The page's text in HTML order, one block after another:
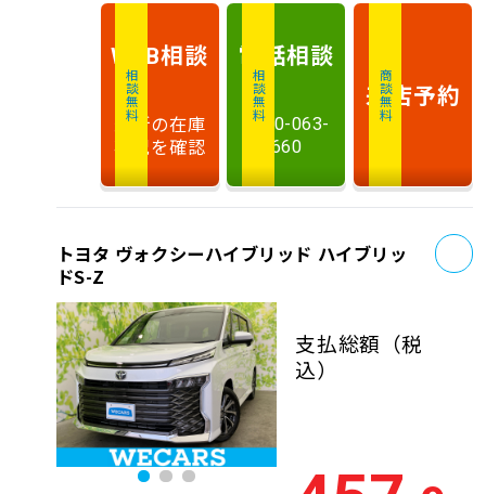
相談無料
WEB相談
最新の在庫
状況を確認
相談無料
電話相談
0120-063-
660
商談無料
来店予約
トヨタ ヴォクシーハイブリッド ハイブリッ
ドS-Z
支払総額 （税
込）